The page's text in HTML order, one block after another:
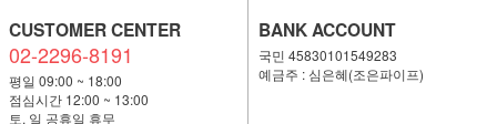
CUSTOMER CENTER
02-2296-8191
평일 09:00 ~ 18:00
점심시간 12:00 ~ 13:00
토. 일 공휴일 휴무
BANK ACCOUNT
국민 45830101549283
예금주 : 심은혜(조은파이프)